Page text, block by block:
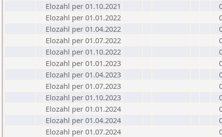
Elozahl per 01.10.2021
Elozahl per 01.01.2022
Elozahl per 01.04.2022
Elozahl per 01.07.2022
Elozahl per 01.10.2022
Elozahl per 01.01.2023
Elozahl per 01.04.2023
Elozahl per 01.07.2023
Elozahl per 01.10.2023
Elozahl per 01.01.2024
Elozahl per 01.04.2024
Elozahl per 01.07.2024